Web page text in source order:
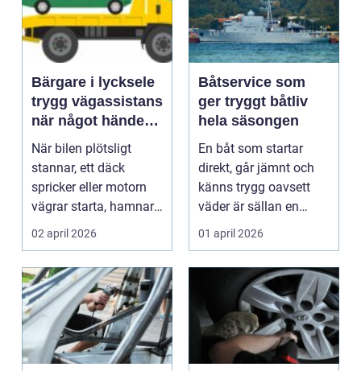
Bärgare i lycksele
trygg vägassistans
när något händer
på vägen
När bilen plötsligt
stannar, ett däck
spricker eller motorn
vägrar starta, hamnar
många i samma läge...
02 april 2026
Båtservice som
ger tryggt båtliv
hela säsongen
En båt som startar
direkt, går jämnt och
känns trygg oavsett
väder är sällan en
slump. Bakom varje
01 april 2026